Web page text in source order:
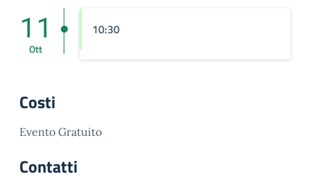
11
Ott
10:30
Costi
Evento Gratuito
Contatti